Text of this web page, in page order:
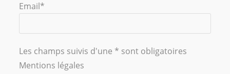
Email*
Les champs suivis d'une * sont obligatoires
Mentions légales